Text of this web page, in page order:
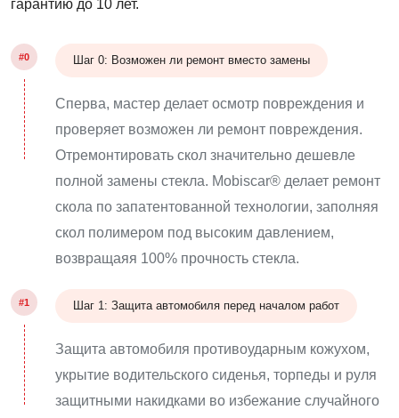
гарантию до 10 лет.
#0 Шаг 0: Возможен ли ремонт вместо замены
Сперва, мастер делает осмотр повреждения и
проверяет возможен ли ремонт повреждения.
Отремонтировать скол значительно дешевле
полной замены стекла. Mobiscar® делает ремонт
скола по запатентованной технологии, заполняя
скол полимером под высоким давлением,
возвращаяя 100% прочность стекла.
#1 Шаг 1: Защита автомобиля перед началом работ
Защита автомобиля противоударным кожухом,
укрытие водительского сиденья, торпеды и руля
защитными накидками во избежание случайного